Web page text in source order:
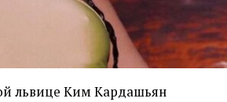
львице Ким Кардашьян